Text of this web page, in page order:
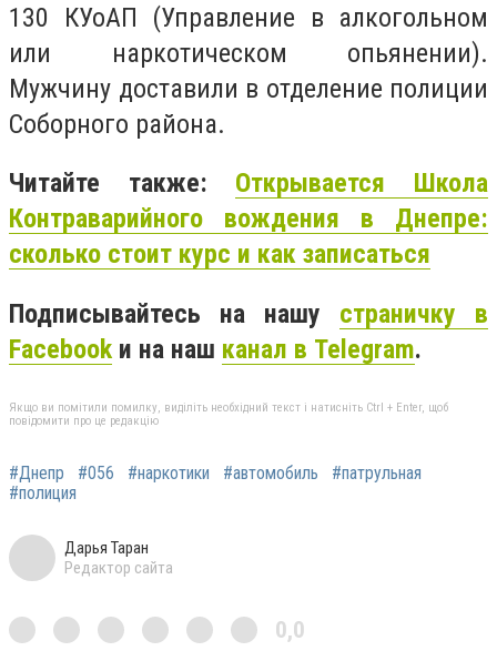
130 КУоАП (Управление в алкогольном
или наркотическом опьянении).
Мужчину доставили в отделение полиции
Соборного района.
Читайте также: Открывается Школа
Контраварийного вождения в Днепре:
сколько стоит курс и как записаться
Подписывайтесь на нашу страничку в
Facebook и на наш канал в Telegram.
Якщо ви помітили помилку, виділіть необхідний текст і натисніть Ctrl + Enter, щоб
повідомити про це редакцію
#Днепр #056 #наркотики #автомобиль
#патрульная
#полиция
Дарья Таран
Редактор сайта
0,0